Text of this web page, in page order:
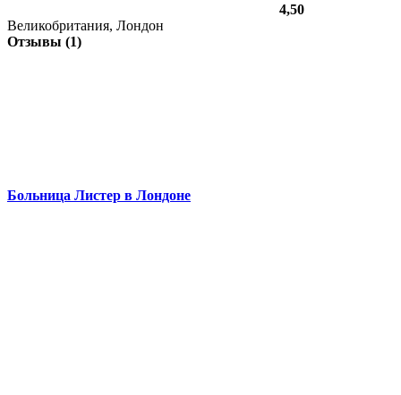
4,50
Великобритания, Лондон
Отзывы (1)
Больница Листер в Лондоне